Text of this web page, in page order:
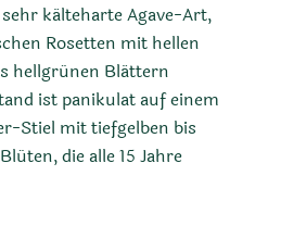
kälteharte Agave-Art,
Rosetten mit hellen
hellgrünen Blättern
ist panikulat auf einem
Stiel mit tiefgelben bis
die alle 15 Jahre